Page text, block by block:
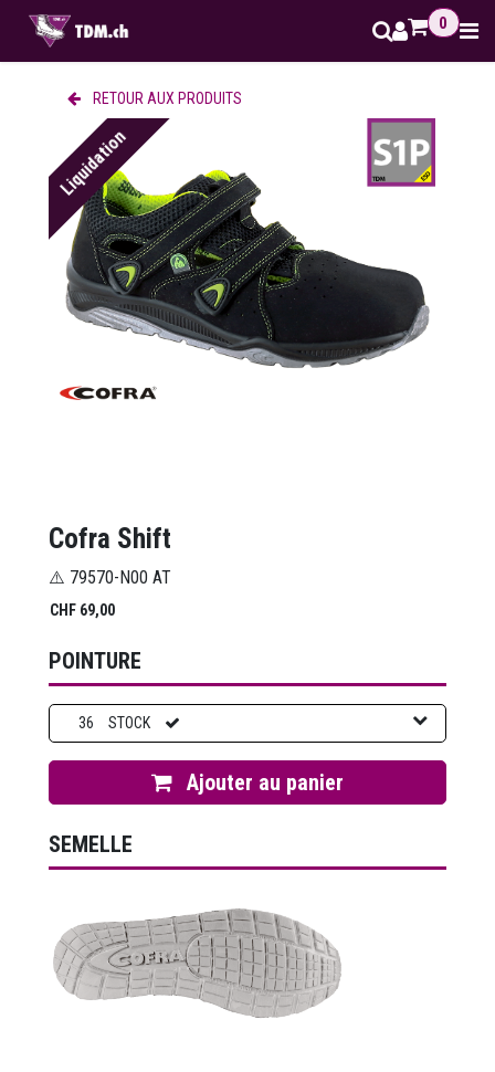
0
RETOUR AUX PRODUITS
Liquidation
Cofra Shift
⚠️ 79570-N00 AT
CHF 69,00
POINTURE
36 STOCK
Ajouter au panier
SEMELLE